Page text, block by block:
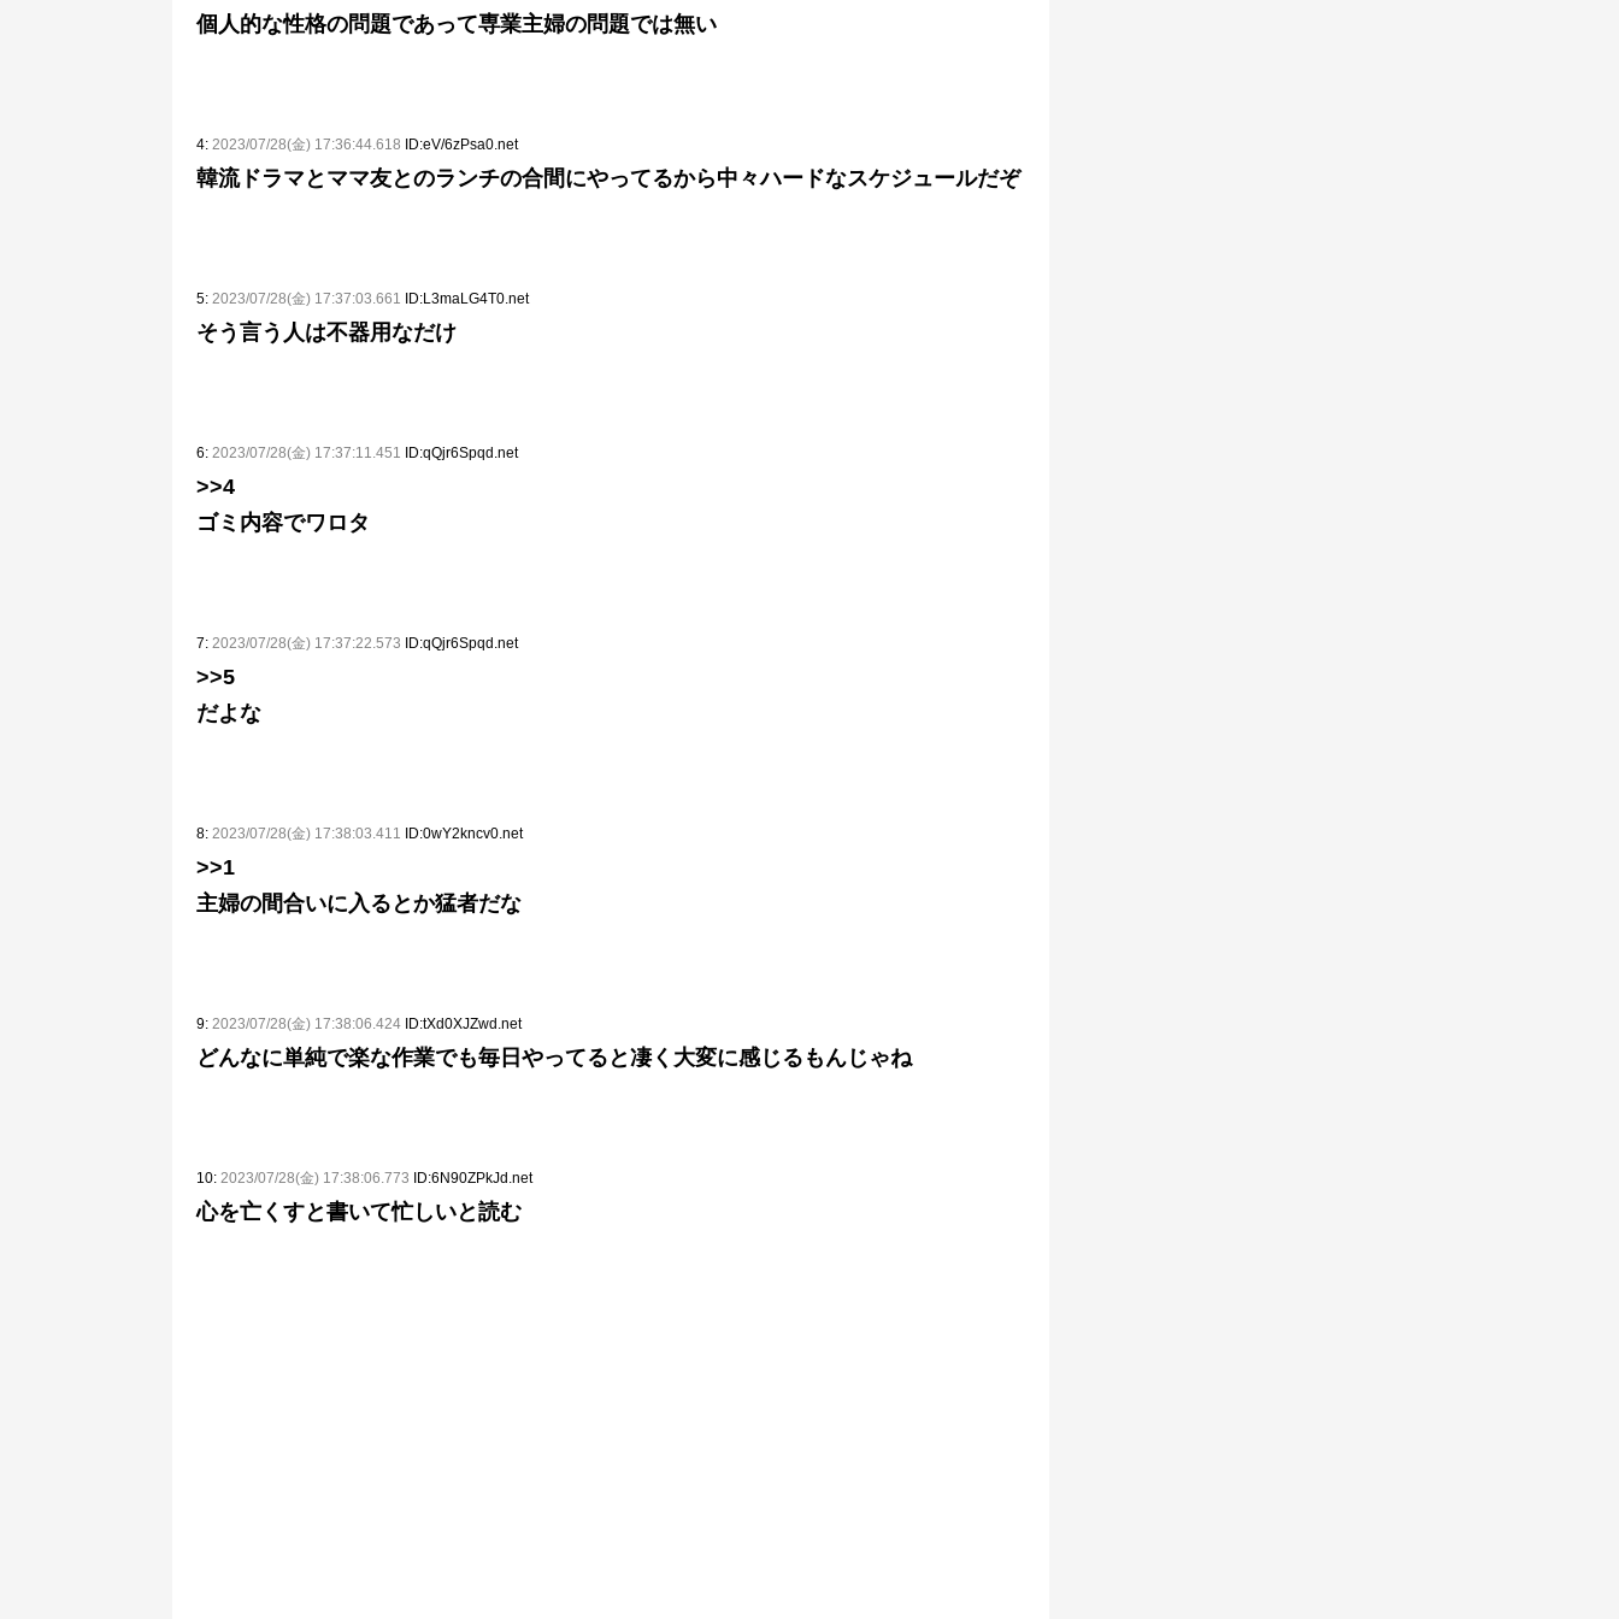
個人的な性格の問題であって専業主婦の問題では無い
4: 2023/07/28(金) 17:36:44.618 ID:eV/6zPsa0.net
韓流ドラマとママ友とのランチの合間にやってるから中々ハードなスケジュールだぞ
5: 2023/07/28(金) 17:37:03.661 ID:L3maLG4T0.net
そう言う人は不器用なだけ
6: 2023/07/28(金) 17:37:11.451 ID:qQjr6Spqd.net
>>4
ゴミ内容でワロタ
7: 2023/07/28(金) 17:37:22.573 ID:qQjr6Spqd.net
>>5
だよな
8: 2023/07/28(金) 17:38:03.411 ID:0wY2kncv0.net
>>1
主婦の間合いに入るとか猛者だな
9: 2023/07/28(金) 17:38:06.424 ID:tXd0XJZwd.net
どんなに単純で楽な作業でも毎日やってると凄く大変に感じるもんじゃね
10: 2023/07/28(金) 17:38:06.773 ID:6N90ZPkJd.net
心を亡くすと書いて忙しいと読む